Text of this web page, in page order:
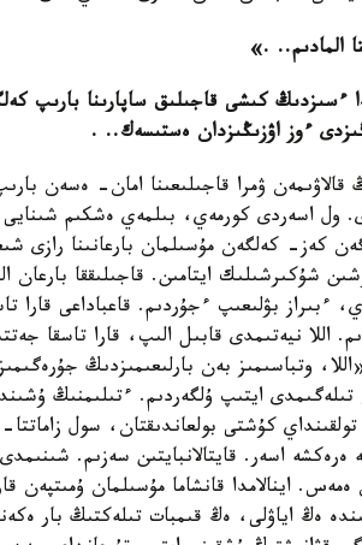
المادىم.. .»
ءسىزدىڭ كىشى قاجىلىق ساپارىنا بارىپ
ءوز اۋزىڭىزدان ەستىسەك.. .
قالاۋىمەن ۋمرا قاجىلىعىنا امان- ەسەن
ول اسەردى كورمەي، بىلمەي ەشكىم
كەز- كەلگەن مۇسىلمان بارعانىنا رازى
شۇكىرشىلىك ايتامىن. قاجىلىققا بارعان
ءبىراز بۋلىعىپ ءجۇردىم. قاعباداعى
اللا نيەتىمدى قابىل الىپ، قارا تاسقا
وتباسىمىز بەن بارلىعىمىزدىڭ
ايتىپ ۇلگەردىم. ءتىلىمنىڭ
كۇشتى بولعاندىقتان، سول
اسەر. قايتالانبايتىن سەزىم.
اينالامدا قانشاما مۇسىلمان ۇمىتپەن
ەڭ اياۋلى، ەڭ قىمبات تىلەكتىڭ بار